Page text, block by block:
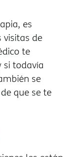
es
de
te
si todavía
se
que se te